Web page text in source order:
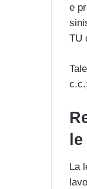
e
TU
La